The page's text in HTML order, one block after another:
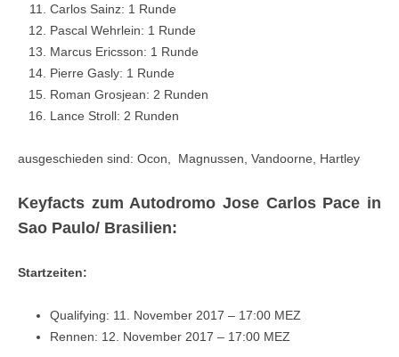
Carlos Sainz: 1 Runde
Pascal Wehrlein: 1 Runde
Marcus Ericsson: 1 Runde
Pierre Gasly: 1 Runde
Roman Grosjean: 2 Runden
Lance Stroll: 2 Runden
ausgeschieden sind: Ocon, Magnussen, Vandoorne, Hartley
Keyfacts zum Autodromo Jose Carlos Pace in
Sao Paulo/ Brasilien:
Startzeiten:
Qualifying: 11. November 2017 – 17:00 MEZ
Rennen: 12. November 2017 – 17:00 MEZ